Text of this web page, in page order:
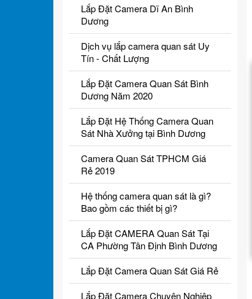
Lắp Đặt Camera Dĩ An Bình
Dương
Dịch vụ lắp camera quan sát Uy
Tín - Chất Lượng
Lắp Đặt Camera Quan Sát Bình
Dương Năm 2020
Lắp Đặt Hệ Thống Camera Quan
Sát Nhà Xưởng tại Bình Dương
Camera Quan Sát TPHCM Giá
Rẻ 2019
Hệ thống camera quan sát là gì?
Bao gồm các thiết bị gì?
Lắp Đặt CAMERA Quan Sát Tại
CA Phường Tân Định Bình Dương
Lắp Đặt Camera Quan Sát Giá Rẻ
Lắp Đặt Camera Chuyên Nghiệp